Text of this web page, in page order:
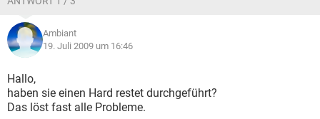
Ambiant
19. Juli 2009 um 16:46
Hallo,
haben sie einen Hard restet durchgeführt?
Das löst fast alle Probleme.